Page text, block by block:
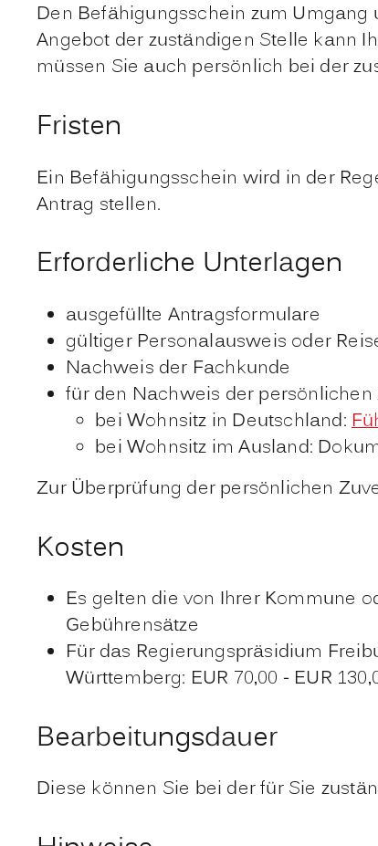
Den Befähigungsschein zum
Angebot der zuständigen Stelle kann
müssen Sie auch persönlich bei der
Fristen
Ein Befähigungsschein wird in der
Antrag stellen.
Erforderliche Unterlagen
ausgefüllte Antragsformulare
gültiger Personalausweis oder
Nachweis der Fachkunde
für den Nachweis der persönlichen
bei Wohnsitz in Deutschland:
bei Wohnsitz im Ausland:
Zur Überprüfung der persönlichen
Kosten
Es gelten die von Ihrer Kommune
Gebührensätze
Für das Regierungspräsidium
Württemberg: EUR 70,00 - EUR
Bearbeitungsdauer
Diese können Sie bei der für Sie